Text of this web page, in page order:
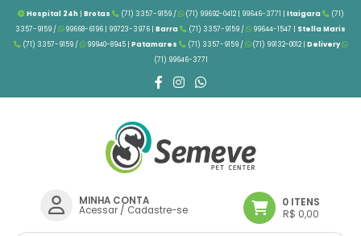
Hospital 24h| Brotas (71) 3357-9159 / (71) 99692-0412 | 99646-3771 | Itaigara
(71)
3357-9159 /
99668-6196 | 99723-3976 | Barra (71) 3357-9159 / 99644-1547 | Stella Maris
(71) 3357-9159 /
99940-8945 | Patamares (71) 3357-9159 / (71) 99132-0012 | Delivery
(71) 99646-3771
MINHA CONTA
Acessar/ Cadastre-se
0 ITENS
R$ 0,00